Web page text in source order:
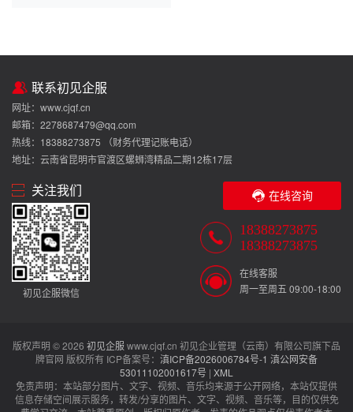
联系初见企服
网址：www.cjqf.cn
邮箱：2278687479@qq.com
热线：18388273875 （财务代理记账电话）
地址：云南省昆明市官渡区螺蛳湾精品二期12栋17层
关注我们
初见企服微信
在线咨询
18388273875
18388273875
在线客服
周一至周五 09:00-18:00
版权声明 © 2026 初见企服 www.cjqf.cn 初见企业管理（云南）有限公司旗下品
牌官网 版权所有 ICP备案号： 滇ICP备2026006784号-1 滇公网安备
53011102001617号 | XML
免责声明：本站部分图片、文字、视频、音乐均来源于公开网络，本站仅提供
信息存储空间展示服务，转发/分享的图片、文字、视频、音乐等，目的仅供免